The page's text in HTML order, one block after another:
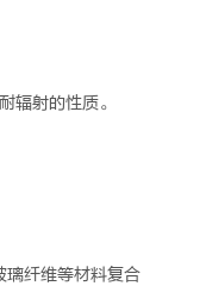
辐射的性质。
纤维等材料复合